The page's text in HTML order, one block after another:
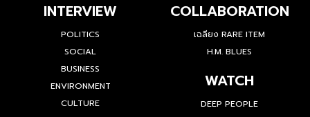
INTERVIEW
POLITICS
SOCIAL
BUSINESS
ENVIRONMENT
CULTURE
COLLABORATION
เฉลียง RARE ITEM
H.M. BLUES
WATCH
DEEP PEOPLE